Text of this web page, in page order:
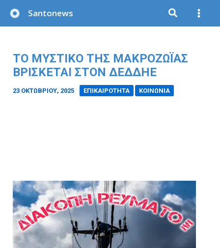
στο
Santonews
ΤΟ ΜΥΣΤΙΚΌ ΤΗΣ ΜΑΚΡΟΖΩΪ́ΑΣ
ΒΡΊΣΚΕΤΑΙ ΣΤΟΝ ΔΕΔΔΗΕ
23 ΟΚΤΩΒΡΊΟΥ, 2025 ΕΠΙΚΑΙΡΟΤΗΤΑ ΚΟΙΝΩΝΙΑ